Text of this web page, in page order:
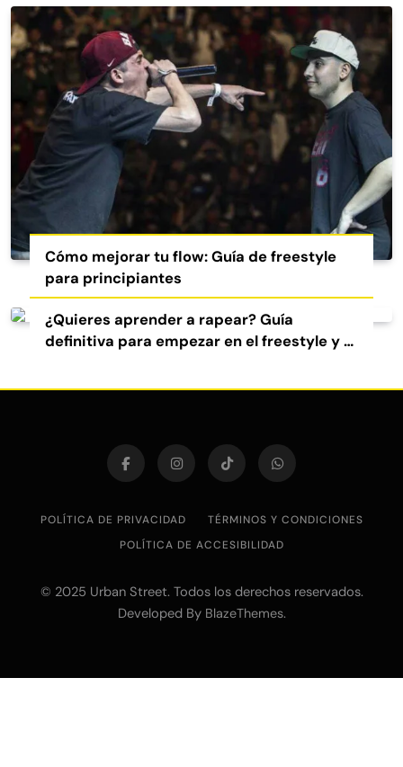
Cómo mejorar tu flow: Guía de freestyle
para principiantes
¿Quieres aprender a rapear? Guía
definitiva para empezar en el freestyle y el
POLÍTICA DE PRIVACIDAD
TÉRMINOS Y CONDICIONES
POLÍTICA DE ACCESIBILIDAD
© 2025 Urban Street. Todos los derechos reservados.
Developed By BlazeThemes.